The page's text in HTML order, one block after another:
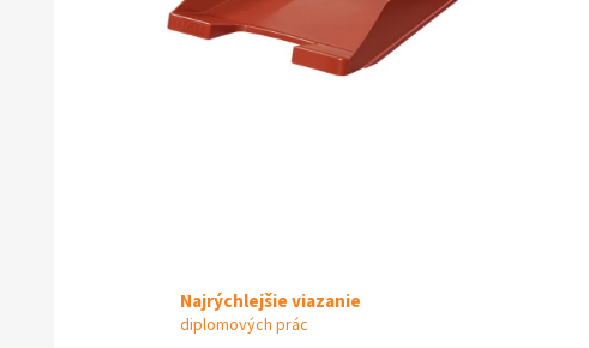
Najrýchlejšie viazanie
diplomových prác